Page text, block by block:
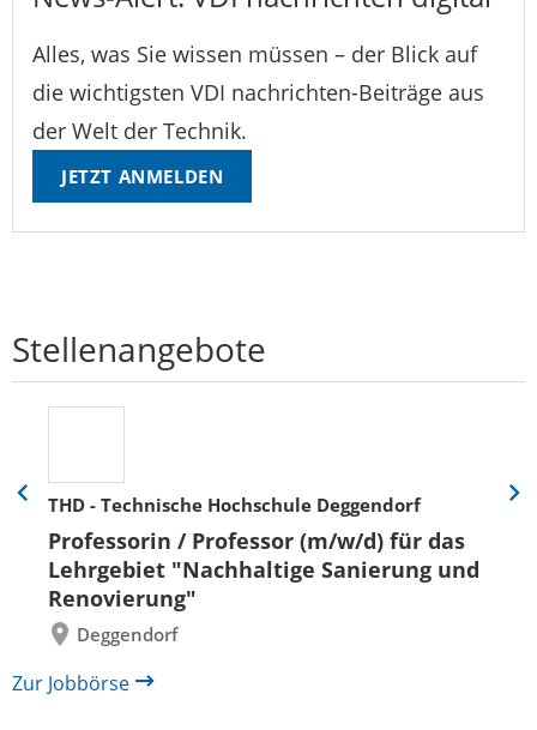
Alles, was Sie wissen müssen – der Blick auf
die wichtigsten VDI nachrichten-Beiträge aus
der Welt der Technik.
JETZT ANMELDEN
Stellenangebote
THD - Technische Hochschule Deggendorf
Professorin / Professor (m/w/d) für das
Lehrgebiet "Nachhaltige Sanierung und
Renovierung"
Deggendorf
Eine
zurück
Eine
Zur Jobbörse